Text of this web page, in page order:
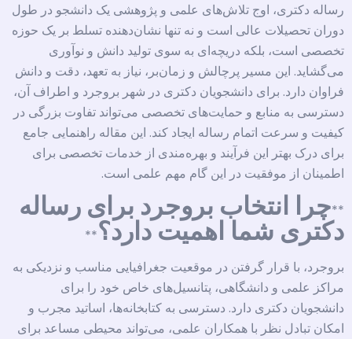
رساله دکتری، اوج تلاش‌های علمی و پژوهشی یک دانشجو در طول
دوران تحصیلات عالی است و نه تنها نشان‌دهنده تسلط بر یک حوزه
تخصصی است، بلکه دریچه‌ای به سوی تولید دانش و نوآوری
می‌گشاید. این مسیر پرچالش و زمان‌بر، نیاز به تعهد، دقت و دانش
فراوان دارد. برای دانشجویان دکتری در شهر بروجرد و اطراف آن،
دسترسی به منابع و حمایت‌های تخصصی می‌تواند تفاوت بزرگی در
کیفیت و سرعت اتمام رساله ایجاد کند. این مقاله راهنمایی جامع
برای درک بهتر این فرآیند و بهره‌مندی از خدمات تخصصی برای
اطمینان از موفقیت در این گام مهم علمی است.
**چرا انتخاب بروجرد برای رساله
دکتری شما اهمیت دارد؟**
بروجرد، با قرار گرفتن در موقعیت جغرافیایی مناسب و نزدیکی به
مراکز علمی و دانشگاهی، پتانسیل‌های خاص خود را برای
دانشجویان دکتری دارد. دسترسی به کتابخانه‌ها، اساتید مجرب و
امکان تبادل نظر با همکاران علمی، می‌تواند محیطی مساعد برای